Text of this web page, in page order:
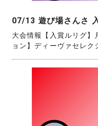
07/13 遊び場さんさ
大会情報【入賞ルリグ】
ョン】ディーヴァセレク